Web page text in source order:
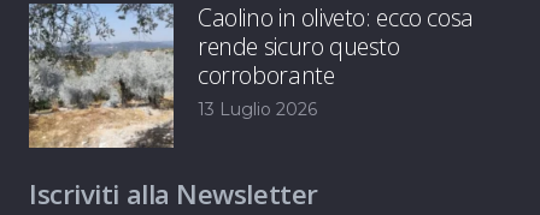
Caolino in oliveto: ecco cosa
rende sicuro questo
corroborante
13 Luglio 2026
Iscriviti alla Newsletter